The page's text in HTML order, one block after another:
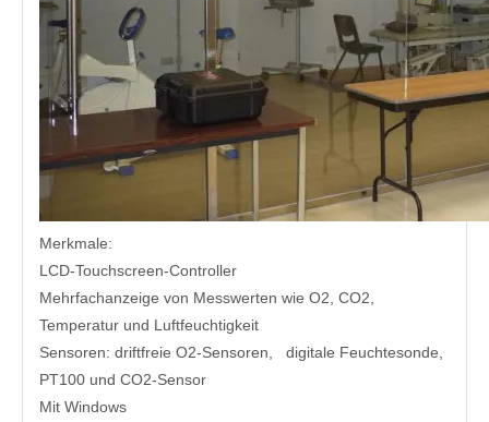
Merkmale:
LCD-Touchscreen-Controller
Mehrfachanzeige von Messwerten wie O2, CO2,
Temperatur und Luftfeuchtigkeit
Sensoren: driftfreie O2-Sensoren, digitale Feuchtesonde,
PT100 und CO2-Sensor
Mit Windows